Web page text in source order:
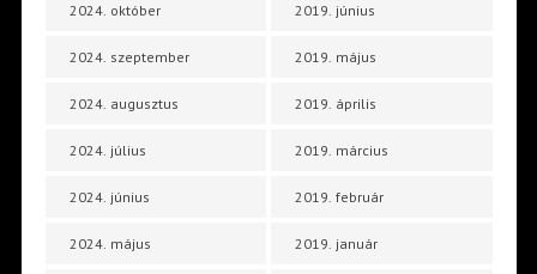
2024. október
2024. szeptember
2024. augusztus
2024. július
2024. június
2024. május
2019. június
2019. május
2019. április
2019. március
2019. február
2019. január